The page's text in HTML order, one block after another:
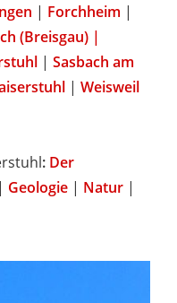
| Forchheim |
(Breisgau) |
| Sasbach am
| Weisweil
: Der
| Geologie | Natur |